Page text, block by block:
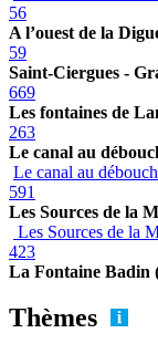
56
A l’ouest de la
59
Saint-Ciergues -
669
Les fontaines de
263
Le canal au
Le canal au
591
Les Sources de la
Les Sources de la
423
La Fontaine Badin
Thèmes